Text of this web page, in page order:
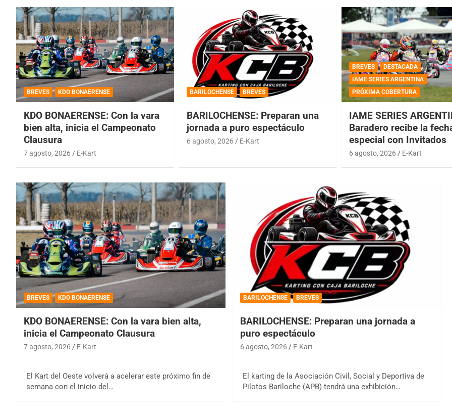
BREVES KDO BONAERENSE
KDO BONAERENSE: Con la vara
bien alta, inicia el Campeonato
Clausura
7 agosto, 2026 E-Kart
BARILOCHENSE BREVES
BARILOCHENSE: Preparan una
jornada a puro espectáculo
6 agosto, 2026 E-Kart
BREVES
DESTACADA
IAME SERIES ARGENTINA
PRÓXIMA COBERTURA
IAME SERIES
Baradero recibe la
especial con Invitados
6 agosto, 2026 E-Kart
BREVES KDO BONAERENSE
KDO BONAERENSE: Con la vara bien alta,
inicia el Campeonato Clausura
7 agosto, 2026 E-Kart
El Kart del Oeste volverá a acelerar este próximo fin de
semana con el inicio del…
BARILOCHENSE BREVES
BARILOCHENSE: Preparan una jornada a
puro espectáculo
6 agosto, 2026 E-Kart
El karting de la Asociación Civil, Social y Deportiva de
Pilotos Bariloche (APB) tendrá una exhibición…